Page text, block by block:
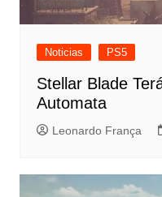
Noticias PS5
Stellar Blade
Automata
Leonardo França